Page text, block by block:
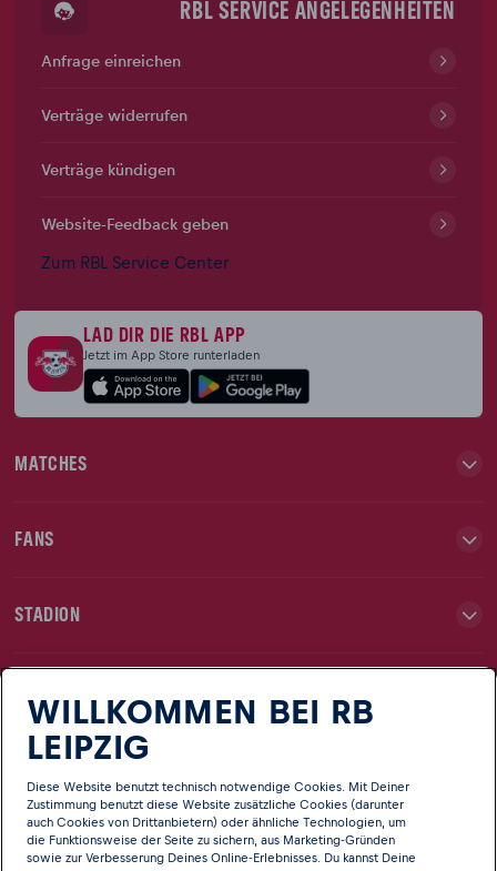
RBL SERVICE ANGELEGENHEITEN
Anfrage einreichen
Verträge widerrufen
Verträge kündigen
Website-Feedback geben
Zum RBL Service Center
LAD DIR DIE RBL APP
Jetzt im App Store runterladen
MATCHES
FANS
STADION
NEWS
CLUB
WILLKOMMEN BEI RB
LEIPZIG
Diese Website benutzt technisch notwendige Cookies. Mit Deiner
Zustimmung benutzt diese Website zusätzliche Cookies (darunter
auch Cookies von Drittanbietern) oder ähnliche Technologien, um
die Funktionsweise der Seite zu sichern, aus Marketing-Gründen
sowie zur Verbesserung Deines Online-Erlebnisses. Du kannst Deine